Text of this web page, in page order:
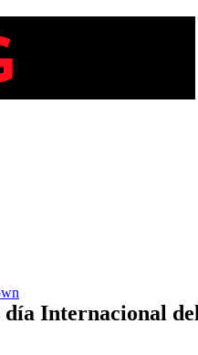
día Internacional